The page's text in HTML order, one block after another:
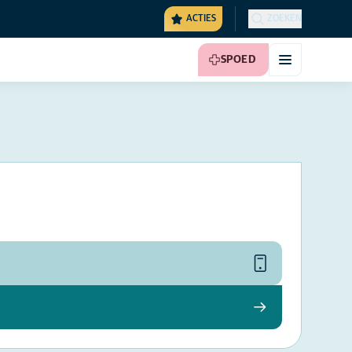
ACTIES ZOEKEN
SPOED